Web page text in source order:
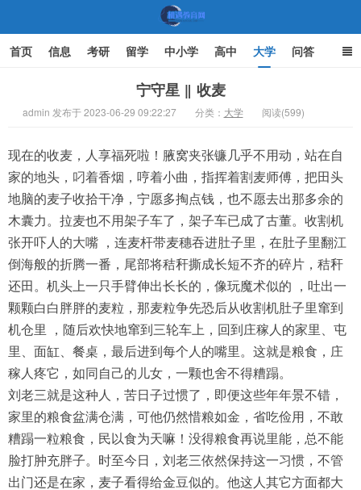
首页 信息 考研 留学 中小学 高中 大学 问答
宁守星 ‖ 收麦
admin 发布于 2023-06-29 09:22:27 分类： 大学 阅读(599)
现在的收麦，人享福死啦！腋窝夹张镰几乎不用动，站在自
家的地头，叼着香烟，哼着小曲，指挥着割麦师傅，把田头
地脑的麦子收拾干净，宁愿多掏点钱，也不愿去出那多余的
木囊力。拉麦也不用架子车了，架子车已成了古董。收割机
张开吓人的大嘴 ，连麦杆带麦穗吞进肚子里，在肚子里翻江
倒海般的折腾一番，尾部将秸秆撕成长短不齐的碎片，秸秆
还田。机头上一只手臂伸出长长的，像玩魔术似的 ，吐出一
颗颗白白胖胖的麦粒，那麦粒争先恐后从收割机肚子里窜到
机仓里 ，随后欢快地窜到三轮车上，回到庄稼人的家里、屯
里、面缸、餐桌，最后进到每个人的嘴里。这就是粮食，庄
稼人疼它，如同自己的儿女，一颗也舍不得糟蹋。
刘老三就是这种人，苦日子过惯了，即便这些年年景不错，
家里的粮食盆满仓满，可他仍然惜粮如金，省吃俭用，不敢
糟蹋一粒粮食，民以食为天嘛！没得粮食再说里能，总不能
脸打肿充胖子。时至今日，刘老三依然保持这一习惯，不管
出门还是在家，麦子看得给金豆似的。他这人其它方面都大